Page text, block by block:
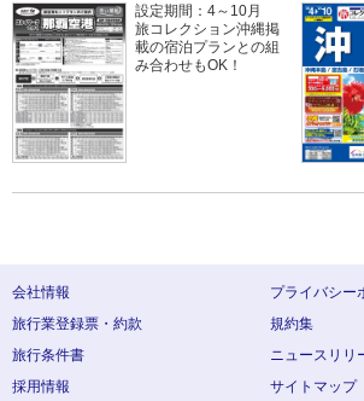
設定期間：4～10月
旅コレクション沖縄掲
載の宿泊プランとの組
み合わせもOK！
会社情報
プライバシー
旅行業登録票・約款
規約集
旅行条件書
ニュースリリ
採用情報
サイトマップ